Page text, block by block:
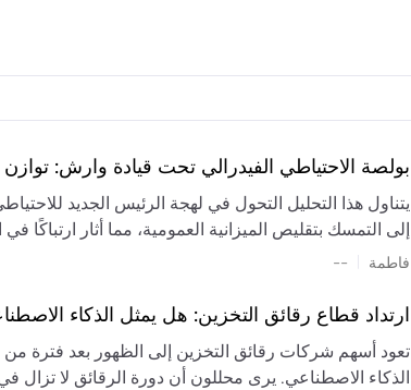
بولصة الاحتياطي الفيدرالي تحت قيادة وارش:
يتناول هذا التحليل التحول في لهجة الرئيس الجديد
إلى التمسك بتقليص الميزانية العمومية، مما أثار
المستمر، والعجز المالي الكبير، والتوترات
وتجنب التدابير الاستفزازية التي قد تزعزع استقرار السوق.
فاطمة --
ارتداد قطاع رقائق التخزين: هل يمثل الذكاء
تعود أسهم شركات رقائق التخزين إلى الظهور بعد فترة
الذكاء الاصطناعي. يرى محللون أن دورة الرقائق لا تزال